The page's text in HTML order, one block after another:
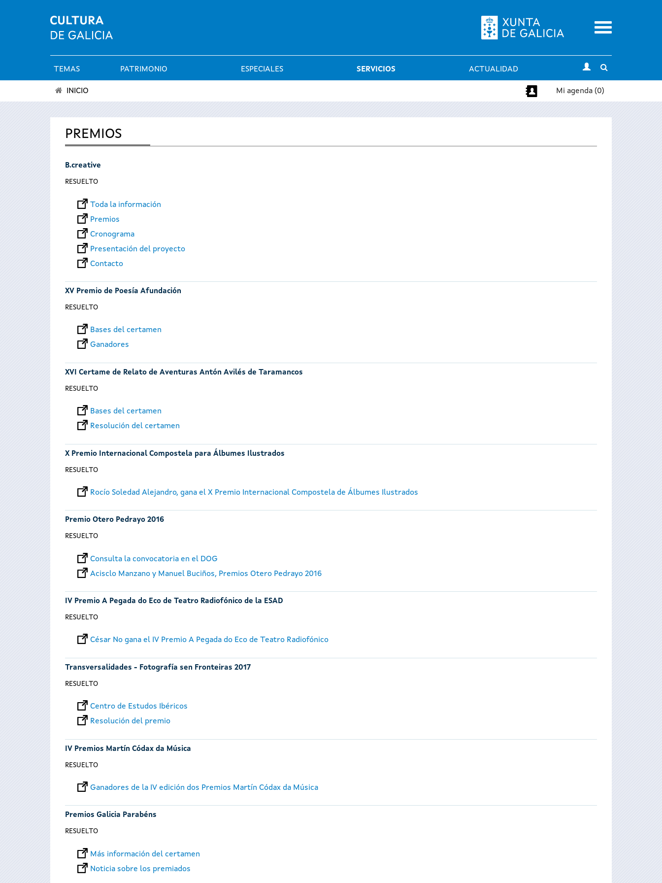
Menu
Menú
principal
TEMAS PATRIMONIO ESPECIALES SERVICIOS ACTUALIDAD
search
encuentra
aquí
INICIO Mi agenda (0)
PREMIOS
B.creative
RESUELTO
Toda la información
Premios
Cronograma
Presentación del proyecto
Contacto
XV Premio de Poesía Afundación
RESUELTO
Bases del certamen
Ganadores
XVI Certame de Relato de Aventuras Antón Avilés de Taramancos
RESUELTO
Bases del certamen
Resolución del certamen
X Premio Internacional Compostela para Álbumes Ilustrados
RESUELTO
Rocío Soledad Alejandro, gana el X Premio Internacional Compostela de Álbumes Ilustrados
Premio Otero Pedrayo 2016
RESUELTO
Consulta la convocatoria en el DOG
Acisclo Manzano y Manuel Buciños, Premios Otero Pedrayo 2016
IV Premio A Pegada do Eco de Teatro Radiofónico de la ESAD
RESUELTO
César No gana el IV Premio A Pegada do Eco de Teatro Radiofónico
Transversalidades - Fotografía sen Fronteiras 2017
RESUELTO
Centro de Estudos Ibéricos
Resolución del premio
IV Premios Martín Códax da Música
RESUELTO
Ganadores de la IV edición dos Premios Martín Códax da Música
Premios Galicia Parabéns
RESUELTO
Más información del certamen
Noticia sobre los premiados